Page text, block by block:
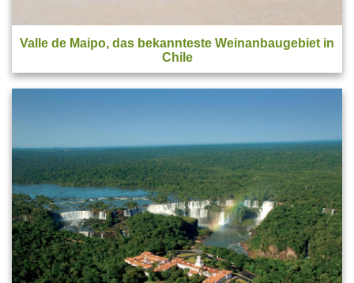
Valle de Maipo, das bekannteste Weinanbaugebiet in
Chile